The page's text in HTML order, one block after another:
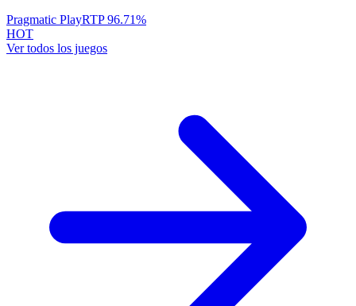
Pragmatic PlayRTP96.71%
HOT
Ver todos los juegos